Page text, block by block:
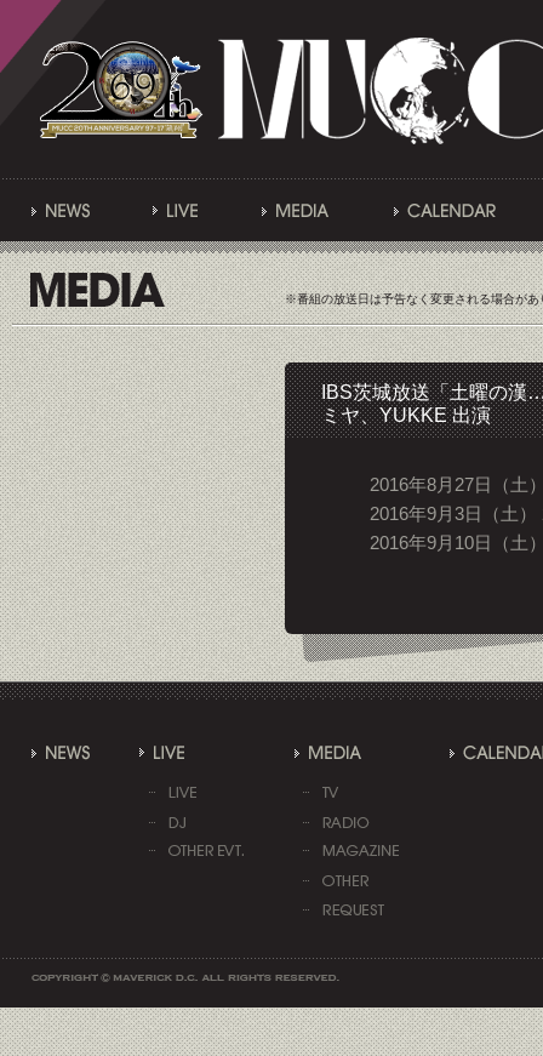
※番組の放送日は予告なく変更される場合が
IBS茨城放送「土曜の漢
ミヤ、YUKKE 出演
2016年8月27日（土
2016年9月3日（土
2016年9月10日（土